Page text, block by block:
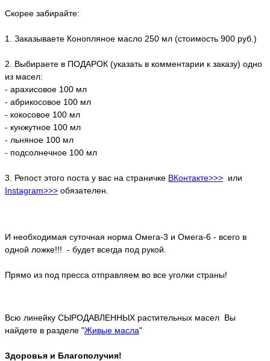
Скорее забирайте:
1. Заказываете Конопляное масло 250 мл (стоимость 900 руб.)
2. Выбираете в ПОДАРОК (указать в комментарии к заказу) одно
из масел:
- арахисовое 100 мл
- абрикосовое 100 мл
- кокосовое 100 мл
- кунжутное 100 мл
- льняное 100 мл
- подсолнечное 100 мл
3. Репост этого поста у вас на страничке ВКонтакте>>> или
Instagram>>> обязателен.
И необходимая суточная норма Омега-3 и Омега-6 - всего в
одной ложке!!! - будет всегда под рукой.
Прямо из под пресса отправляем во все уголки страны!
Всю линейку СЫРОДАВЛЕННЫХ растительных масел Вы
найдете в разделе "Живые масла"
Здоровья и Благополучия!